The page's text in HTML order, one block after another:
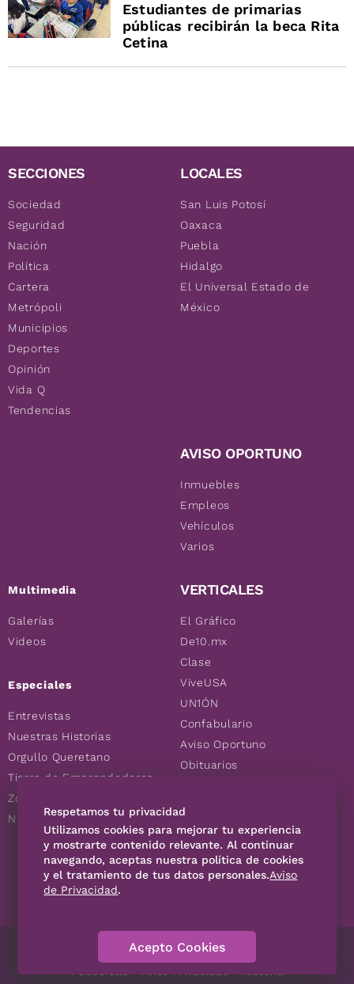
Estudiantes de primarias
públicas recibirán la beca Rita
Cetina
SECCIONES
Sociedad
Seguridad
Nación
Política
Cartera
Metrópoli
Municipios
Deportes
Opinión
Vida Q
Tendencias
Multimedia
Galerías
Videos
Especiales
Entrevistas
Nuestras Historias
Orgullo Queretano
Tierra de Emprendedores
Zoociales
Nuevos Queretanos
LOCALES
San Luis Potosí
Oaxaca
Puebla
Hidalgo
El Universal Estado de
México
AVISO OPORTUNO
Inmuebles
Empleos
Vehículos
Varios
VERTICALES
El Gráfico
De10.mx
Clase
ViveUSA
UN1ÓN
Confabulario
Aviso Oportuno
Obituarios
Consultas
SÍGUENOS
Contáctanos Código de Ética
Respetamos tu privacidad
Utilizamos cookies para mejorar tu experiencia
y mostrarte contenido relevante. Al continuar
navegando, aceptas nuestra política de cookies
y el tratamiento de tus datos personales.Aviso
de Privacidad.
Acepto Cookies